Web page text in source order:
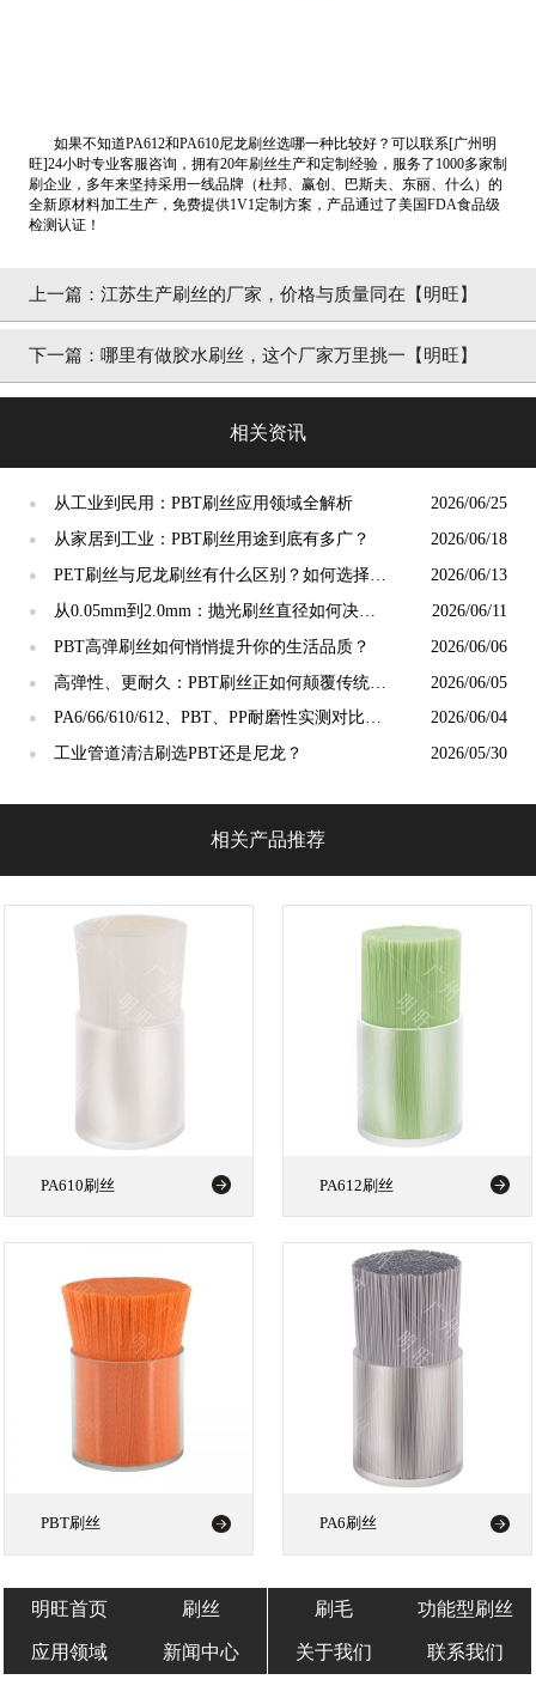
如果不知道PA612和PA610尼龙刷丝选哪一种比较好？可以联系[广州明
旺]24小时专业客服咨询，拥有20年刷丝生产和定制经验，服务了1000多家制
刷企业，多年来坚持采用一线品牌（杜邦、赢创、巴斯夫、东丽、什么）的
全新原材料加工生产，免费提供1V1定制方案，产品通过了美国FDA食品级
检测认证！
上一篇： 江苏生产刷丝的厂家，价格与质量同在【明旺】
下一篇： 哪里有做胶水刷丝，这个厂家万里挑一【明旺】
相关资讯
● 从工业到民用：PBT刷丝应用领域全解析 2026/06/25
● 从家居到工业：PBT刷丝用途到底有多广？ 2026/06/18
●
PET刷丝与尼龙刷丝有什么区别？如何选择更
合适？
2026/06/13
●
从0.05mm到2.0mm：抛光刷丝直径如何决定
抛光精度？
2026/06/11
● PBT高弹刷丝如何悄悄提升你的生活品质？ 2026/06/06
●
高弹性、更耐久：PBT刷丝正如何颠覆传统清
洁工具市场？
2026/06/05
●
PA6/66/610/612、PBT、PP耐磨性实测对比：
谁才是"耐磨之王"？
2026/06/04
● 工业管道清洁刷选PBT还是尼龙？ 2026/05/30
相关产品推荐
PA610刷丝 PA612刷丝
PBT刷丝 PA6刷丝
明旺首页 刷丝 刷毛 功能型刷丝
应用领域 新闻中心 关于我们 联系我们